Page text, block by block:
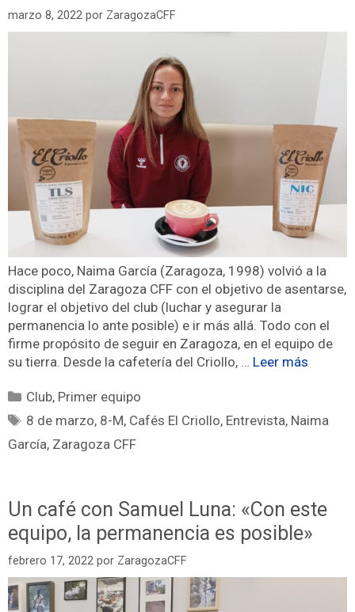
marzo 8, 2022 por ZaragozaCFF
Hace poco, Naima García (Zaragoza, 1998) volvió a la
disciplina del Zaragoza CFF con el objetivo de asentarse,
lograr el objetivo del club (luchar y asegurar la
permanencia lo ante posible) e ir más allá. Todo con el
firme propósito de seguir en Zaragoza, en el equipo de
su tierra. Desde la cafetería del Criollo, … Leer más
Club, Primer equipo
8 de marzo, 8-M, Cafés El Criollo, Entrevista, Naima
García, Zaragoza CFF
Un café con Samuel Luna: «Con este
equipo, la permanencia es posible»
febrero 17, 2022 por ZaragozaCFF